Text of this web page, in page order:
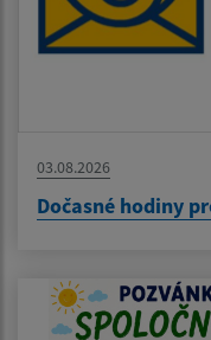
03.08.2026
Dočasné hodiny